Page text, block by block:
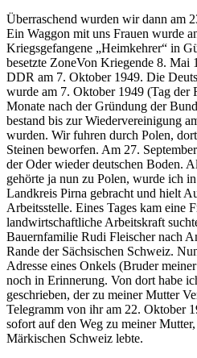
Überraschend wurden wir dann am
Ein Waggon mit uns Frauen wurde
Kriegsgefangene
Heimkehrer in
besetzte ZoneVon Kriegende 8. Mai
DDR am 7. Oktober 1949. Die
wurde am 7. Oktober 1949 (Tag der
Monate nach der Gründung der
bestand bis zur Wiedervereinigung
wurden. Wir fuhren durch Polen,
Steinen beworfen. Am 27.
der Oder wieder deutschen Boden.
gehörte ja nun zu Polen, wurde ich
Landkreis Pirna gebracht und hielt
Arbeitsstelle. Eines Tages kam eine
landwirtschaftliche Arbeitskraft
Bauernfamilie Rudi Fleischer nach
Rande der Sächsischen Schweiz.
Adresse eines Onkels (Bruder
noch in Erinnerung. Von dort habe
geschrieben, der zu meiner Mutter
Telegramm von ihr am 22. Oktober
sofort auf den Weg zu meiner
Märkischen Schweiz lebte.